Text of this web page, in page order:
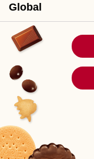
Global